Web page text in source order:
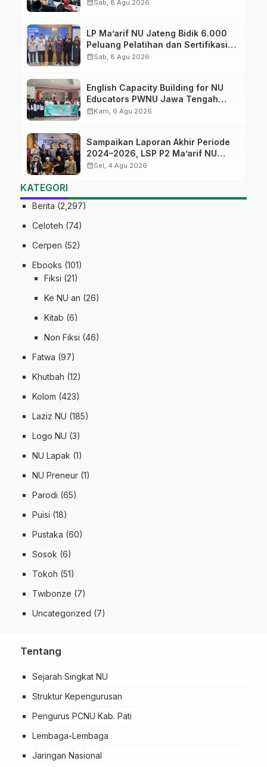
calendar_monthSab, 8 Agu 2026
LP Ma’arif NU Jateng Bidik 6.000
Peluang Pelatihan dan Sertifikasi
bagi Lulusan SMK
calendar_monthSab, 8 Agu 2026
English Capacity Building for NU
Educators PWNU Jawa Tengah
Batch#4; Membuka Jalan Menuju
calendar_monthKam, 6 Agu 2026
Sampaikan Laporan Akhir Periode
2024–2026, LSP P2 Ma’arif NU
Jateng Mantapkan Sinergi Link and
calendar_monthSel, 4 Agu 2026
KATEGORI
Berita (2,297)
Celoteh (74)
Cerpen (52)
Ebooks (101)
Fiksi (21)
Ke NU an (26)
Kitab (6)
Non Fiksi (46)
Fatwa (97)
Khutbah (12)
Kolom (423)
Laziz NU (185)
Logo NU (3)
NU Lapak (1)
NU Preneur (1)
Parodi (65)
Puisi (18)
Pustaka (60)
Sosok (6)
Tokoh (51)
Twibonze (7)
Uncategorized (7)
Tentang
Sejarah Singkat NU
Struktur Kepengurusan
Pengurus PCNU Kab. Pati
Lembaga-Lembaga
Jaringan Nasional